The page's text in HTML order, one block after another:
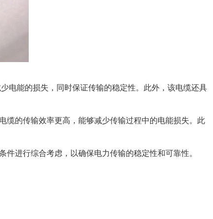
电能的损失，同时保证传输的稳定性。此外，该电缆还具
缆的传输效率更高，能够减少传输过程中的电能损失。此
进行综合考虑，以确保电力传输的稳定性和可靠性。